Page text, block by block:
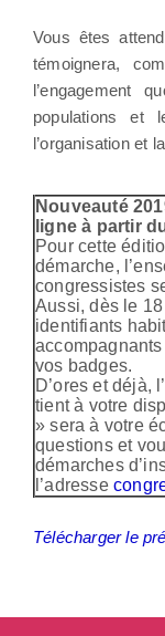
Vous êtes
témoignera,
l’engagement
populations et
l’organisation et
Nouveauté
ligne à partir
Pour cette
démarche,
congressistes
Aussi, dès le
identifiants
vos badges.
D’ores et déjà,
tient à votre
» sera à votre
questions et
démarches
l’adresse
Télécharger le